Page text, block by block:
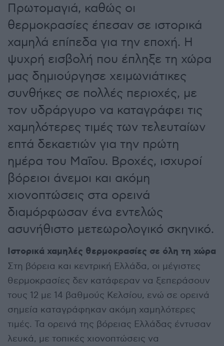
Πρωτομαγιά, καθώς οι
θερμοκρασίες έπεσαν σε ιστορικά
χαμηλά επίπεδα για την εποχή. Η
ψυχρή εισβολή που έπληξε τη χώρα
μας δημιούργησε χειμωνιάτικες
συνθήκες σε πολλές περιοχές, με
τον υδράργυρο να καταγράφει τις
χαμηλότερες τιμές των τελευταίων
επτά δεκαετιών για την πρώτη
ημέρα του Μαΐου. Βροχές, ισχυροί
βόρειοι άνεμοι και ακόμη
χιονοπτώσεις στα ορεινά
διαμόρφωσαν ένα εντελώς
ασυνήθιστο μετεωρολογικό σκηνικό.
Ιστορικά χαμηλές θερμοκρασίες σε όλη τη χώρα
Στη βόρεια και κεντρική Ελλάδα, οι μέγιστες
θερμοκρασίες δεν κατάφεραν να ξεπεράσουν
τους 12 με 14 βαθμούς Κελσίου, ενώ σε ορεινά
σημεία καταγράφηκαν ακόμη χαμηλότερες
τιμές. Τα ορεινά της βόρειας Ελλάδας έντυσαν
λευκά, με τοπικές χιονοπτώσεις να